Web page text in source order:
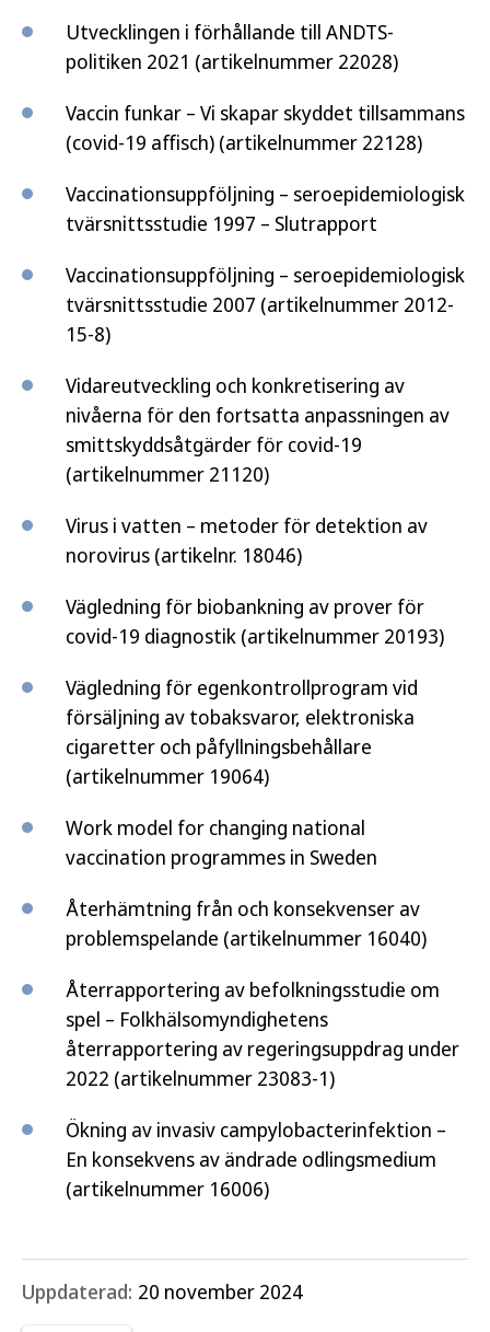
Utvecklingen i förhållande till ANDTS-
politiken 2021 (artikelnummer 22028)
Vaccin funkar – Vi skapar skyddet tillsammans
(covid-19 affisch) (artikelnummer 22128)
Vaccinationsuppföljning – seroepidemiologisk
tvärsnittsstudie 1997 – Slutrapport
Vaccinationsuppföljning – seroepidemiologisk
tvärsnittsstudie 2007 (artikelnummer 2012-
15-8)
Vidareutveckling och konkretisering av
nivåerna för den fortsatta anpassningen av
smittskyddsåtgärder för covid-19
(artikelnummer 21120)
Virus i vatten – metoder för detektion av
norovirus (artikelnr. 18046)
Vägledning för biobankning av prover för
covid-19 diagnostik (artikelnummer 20193)
Vägledning för egenkontrollprogram vid
försäljning av tobaksvaror, elektroniska
cigaretter och påfyllningsbehållare
(artikelnummer 19064)
Work model for changing national
vaccination programmes in Sweden
Återhämtning från och konsekvenser av
problemspelande (artikelnummer 16040)
Återrapportering av befolkningsstudie om
spel – Folkhälsomyndighetens
återrapportering av regeringsuppdrag under
2022 (artikelnummer 23083-1)
Ökning av invasiv campylobacterinfektion –
En konsekvens av ändrade odlingsmedium
(artikelnummer 16006)
Uppdaterad: 20 november 2024